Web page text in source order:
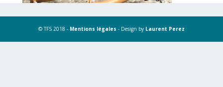
© TFS 2018 - Mentions légales - Design by Laurent Perez